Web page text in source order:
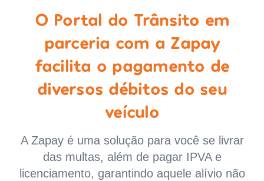
O Portal do Trânsito em
parceria com a Zapay
facilita o pagamento de
diversos débitos do seu
veículo
A Zapay é uma solução para você se livrar
das multas, além de pagar IPVA e
licenciamento, garantindo aquele alívio não